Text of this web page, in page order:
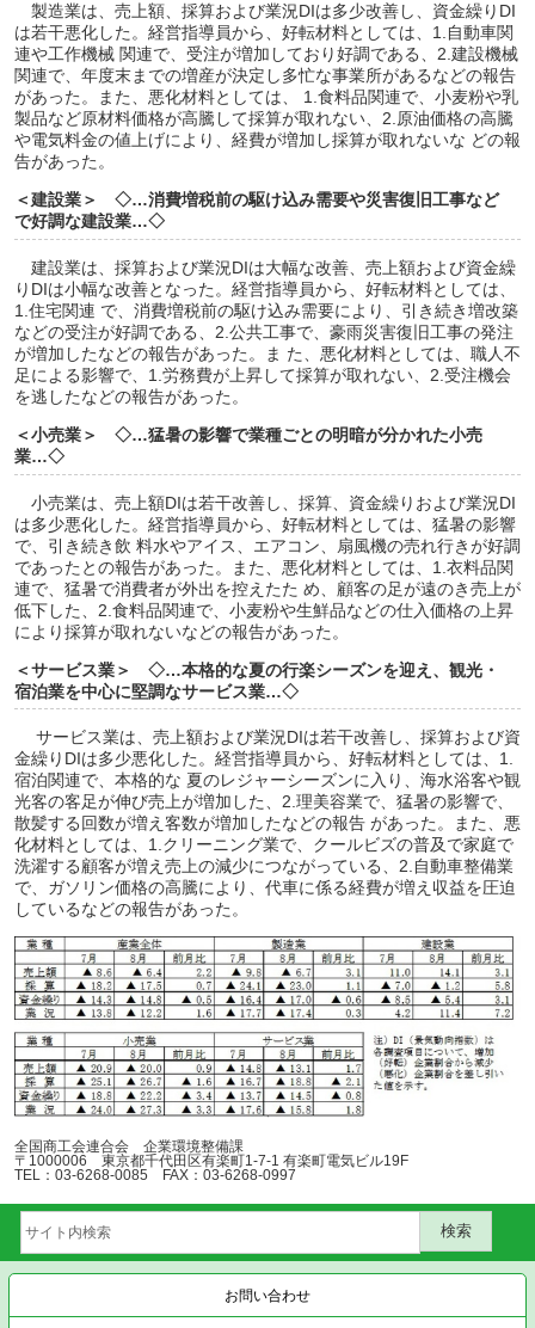
製造業は、売上額、採算および業況DIは多少改善し、資金繰りDI
は若干悪化した。経営指導員から、好転材料としては、1.自動車関
連や工作機械 関連で、受注が増加しており好調である、2.建設機械
関連で、年度末までの増産が決定し多忙な事業所があるなどの報告
があった。また、悪化材料としては、 1.食料品関連で、小麦粉や乳
製品など原材料価格が高騰して採算が取れない、2.原油価格の高騰
や電気料金の値上げにより、経費が増加し採算が取れないな どの報
告があった。
＜建設業＞ ◇…消費増税前の駆け込み需要や災害復旧工事など
で好調な建設業…◇
建設業は、採算および業況DIは大幅な改善、売上額および資金繰
りDIは小幅な改善となった。経営指導員から、好転材料としては、
1.住宅関連 で、消費増税前の駆け込み需要により、引き続き増改築
などの受注が好調である、2.公共工事で、豪雨災害復旧工事の発注
が増加したなどの報告があった。ま た、悪化材料としては、職人不
足による影響で、1.労務費が上昇して採算が取れない、2.受注機会
を逃したなどの報告があった。
＜小売業＞ ◇…猛暑の影響で業種ごとの明暗が分かれた小売
業…◇
小売業は、売上額DIは若干改善し、採算、資金繰りおよび業況DI
は多少悪化した。経営指導員から、好転材料としては、猛暑の影響
で、引き続き飲 料水やアイス、エアコン、扇風機の売れ行きが好調
であったとの報告があった。また、悪化材料としては、1.衣料品関
連で、猛暑で消費者が外出を控えたた め、顧客の足が遠のき売上が
低下した、2.食料品関連で、小麦粉や生鮮品などの仕入価格の上昇
により採算が取れないなどの報告があった。
＜サービス業＞ ◇…本格的な夏の行楽シーズンを迎え、観光・
宿泊業を中心に堅調なサービス業…◇
サービス業は、売上額および業況DIは若干改善し、採算および資
金繰りDIは多少悪化した。経営指導員から、好転材料としては、1.
宿泊関連で、本格的な 夏のレジャーシーズンに入り、海水浴客や観
光客の客足が伸び売上が増加した、2.理美容業で、猛暑の影響で、
散髪する回数が増え客数が増加したなどの報告 があった。また、悪
化材料としては、1.クリーニング業で、クールビズの普及で家庭で
洗濯する顧客が増え売上の減少につながっている、2.自動車整備業
で、ガソリン価格の高騰により、代車に係る経費が増え収益を圧迫
しているなどの報告があった。
全国商工会連合会 企業環境整備課
〒1000006 東京都千代田区有楽町1-7-1 有楽町電気ビル19F
TEL：03-6268-0085 FAX：03-6268-0997
お問い合わせ